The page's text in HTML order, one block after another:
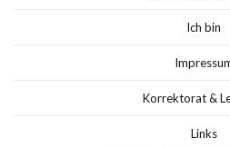
Ich bin
Korrektorat &
Links